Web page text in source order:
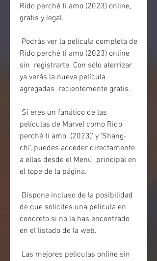
Rido perché ti amo (2023) online,
gratis y legal.
Rido perché ti amo (2023) online
sin  registrarte. Con sólo aterrizar
ya verás la nueva película
agregadas  recientemente gratis.
películas de Marvel como Rido
perché ti amo  (2023)’ y ‘Shang-
chi’, puedes acceder directamente
a ellas desde el Menú  principal en
el tope de la página.
de que solicites una película en
concreto si no la has encontrado
en el listado de la web.